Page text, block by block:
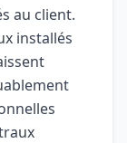
au client.
installés